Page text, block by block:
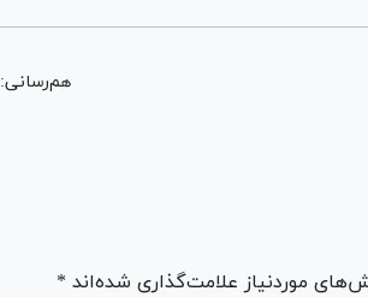
هم‌رسانی:
موردنیاز علامت‌گذاری شده‌اند *